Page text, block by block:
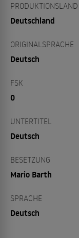
PRODUKTIONSLAND
Deutschland
ORIGINALSPRACHE
Deutsch
FSK
0
UNTERTITEL
Deutsch
BESETZUNG
Mario Barth
SPRACHE
Deutsch